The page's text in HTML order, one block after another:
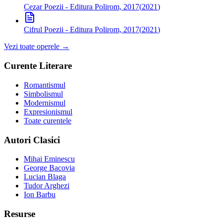
CezarPoezii - Editura Polirom, 2017(2021)
Cifrul Poezii - Editura Polirom, 2017(2021)
Vezi toate operele →
Curente Literare
Romantismul
Simbolismul
Modernismul
Expresionismul
Toate curentele
Autori Clasici
Mihai Eminescu
George Bacovia
Lucian Blaga
Tudor Arghezi
Ion Barbu
Resurse